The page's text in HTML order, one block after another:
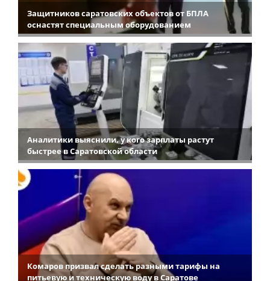
Защитников саратовских объектов от БПЛА
оснастят специальным оборудованием
Аналитики выяснили, у кого зарплаты растут
быстрее в Саратовской области
Комаров призвал сделать разными тарифы на
питьевую и техническую воду в Саратове